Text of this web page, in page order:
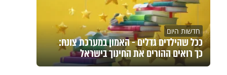
חדשות היום
ככל שהילדים גדלים - האמון במערכת צונח:
כך רואים ההורים את החינוך בישראל